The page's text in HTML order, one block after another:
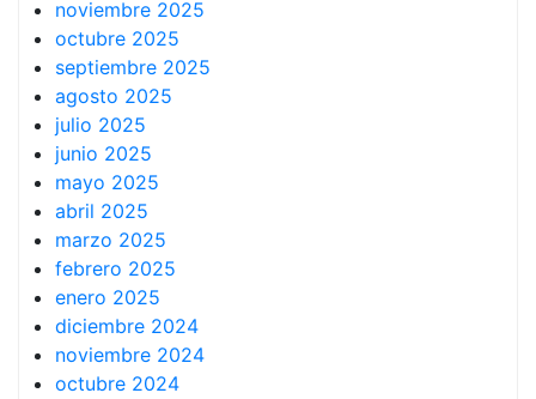
noviembre 2025
octubre 2025
septiembre 2025
agosto 2025
julio 2025
junio 2025
mayo 2025
abril 2025
marzo 2025
febrero 2025
enero 2025
diciembre 2024
noviembre 2024
octubre 2024